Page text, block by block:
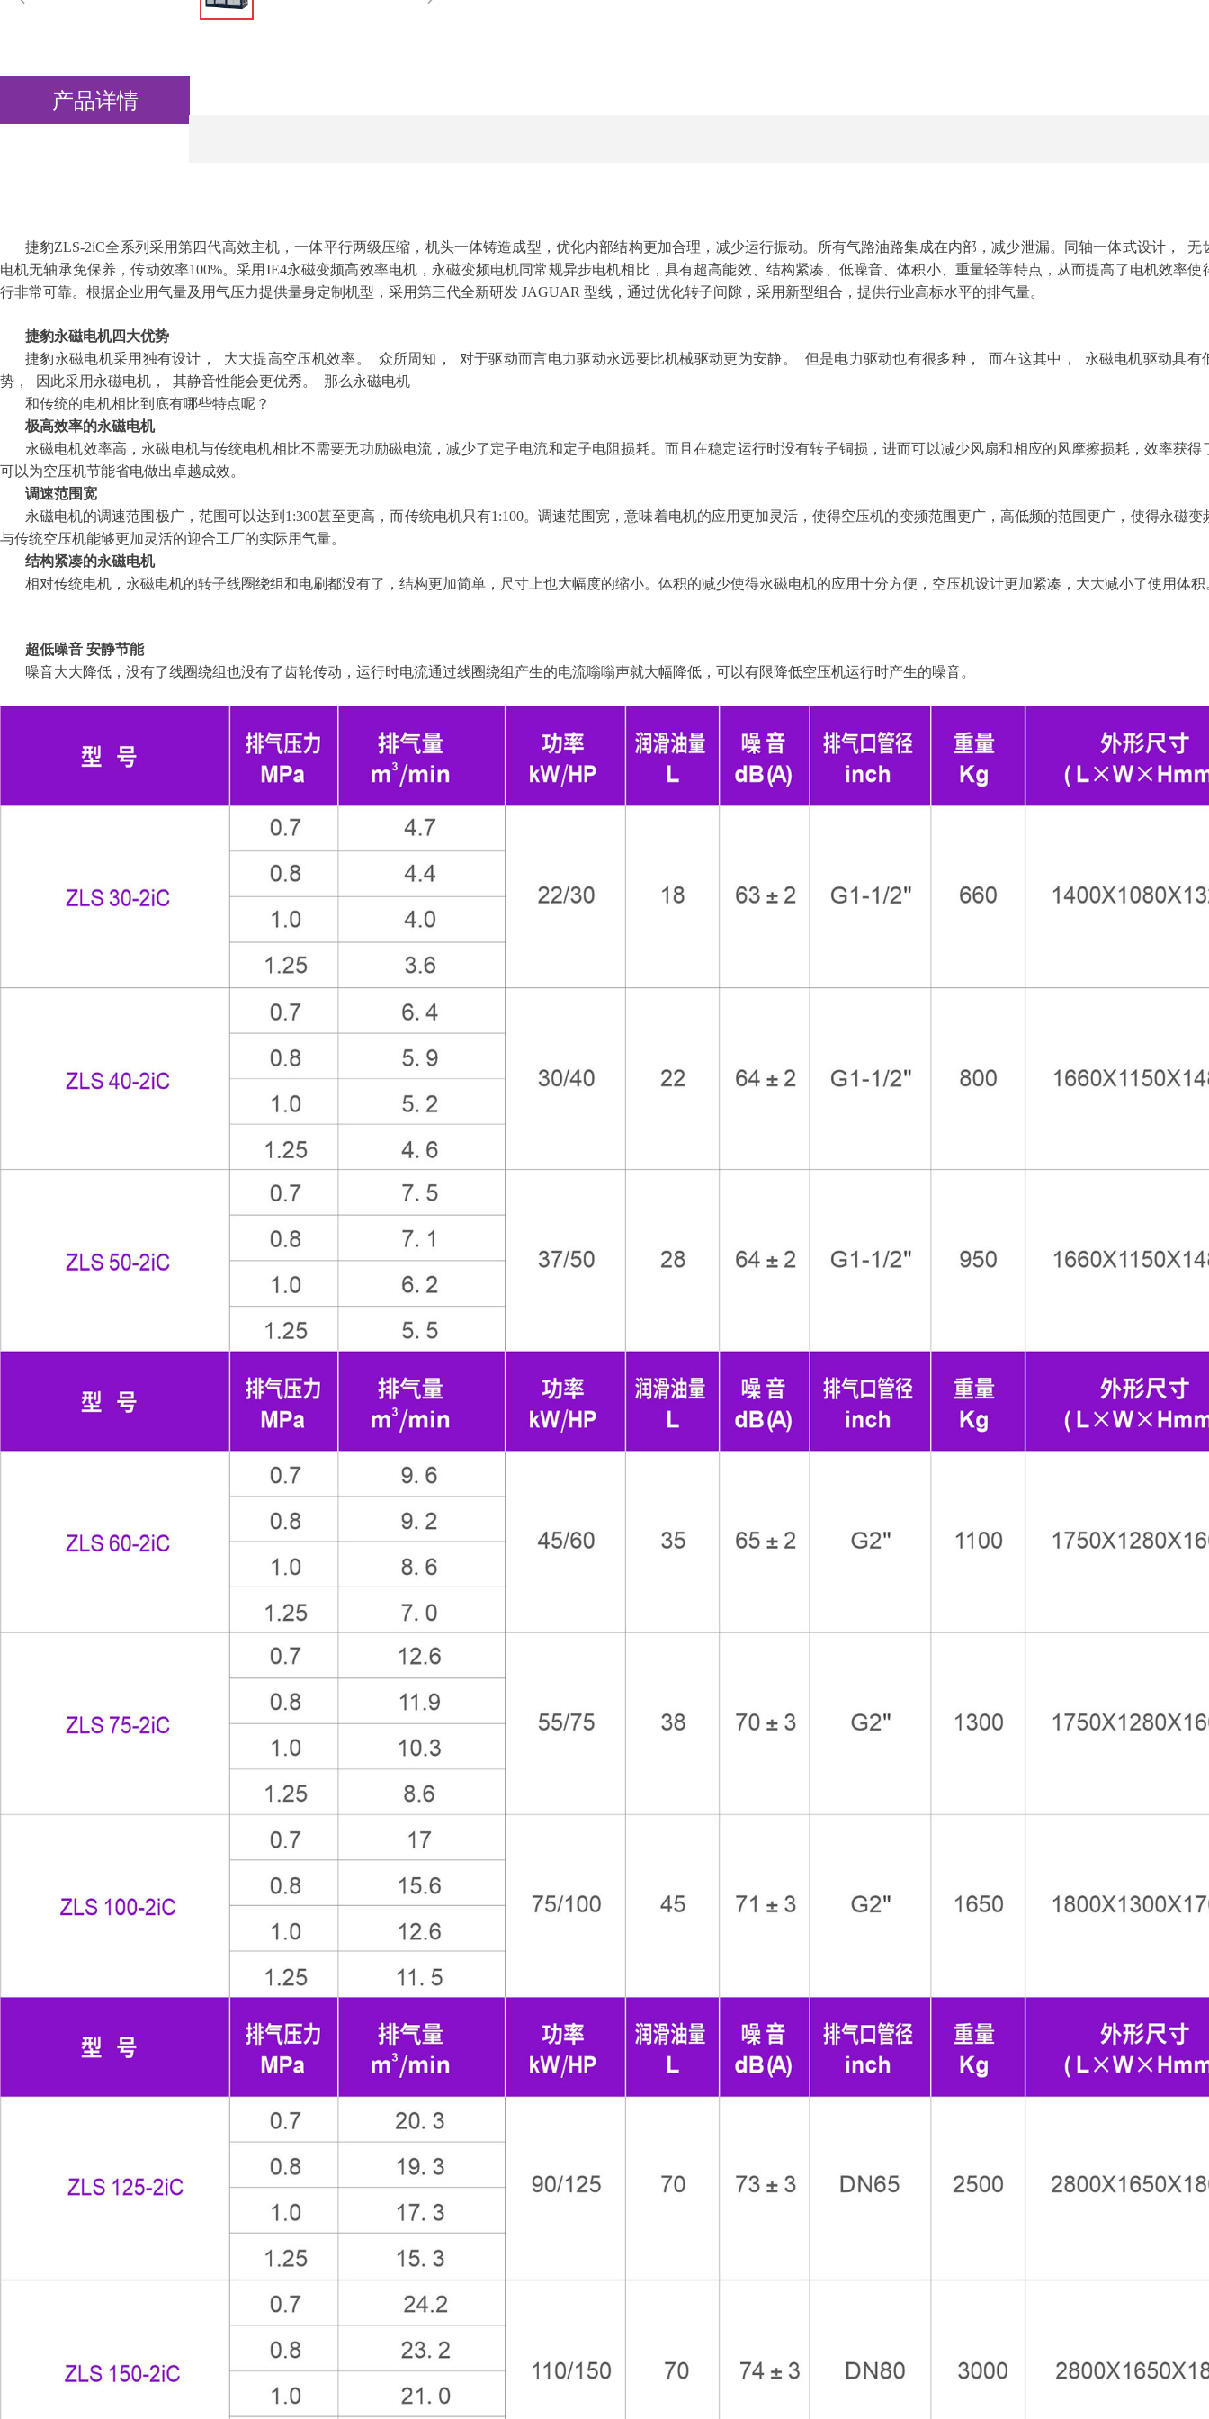
捷豹ZLS-2iC全系列采用第四代高效主机，一体平行两级压缩，机头一体铸造成型，优化内部结构更加合理，减少运行振动。所有气路油路集成在内部，减少泄漏。同轴一体式设计， 无
电机无轴承免保养，传动效率100%。采用IE4永磁变频高效率电机，永磁变频电机同常规异步电机相比，具有超高能效、结构紧凑、低噪音、体积小、重量轻等特点，从而提高了电机效率使
行非常可靠。根据企业用气量及用气压力提供量身定制机型，采用第三代全新研发 JAGUAR 型线，通过优化转子间隙，采用新型组合，提供行业高标水平的排气量。
捷豹永磁电机四大优势
捷豹永磁电机采用独有设计， 大大提高空压机效率。 众所周知， 对于驱动而言电力驱动永远要比机械驱动更为安静。 但是电力驱动也有很多种， 而在这其中， 永磁电机驱动具有
势， 因此采用永磁电机， 其静音性能会更优秀。 那么永磁电机
和传统的电机相比到底有哪些特点呢？
极高效率的永磁电机
永磁电机效率高，永磁电机与传统电机相比不需要无功励磁电流，减少了定子电流和定子电阻损耗。而且在稳定运行时没有转子铜损，进而可以减少风扇和相应的风摩擦损耗，效率获得
可以为空压机节能省电做出卓越成效。
调速范围宽
永磁电机的调速范围极广，范围可以达到1:300甚至更高，而传统电机只有1:100。调速范围宽，意味着电机的应用更加灵活，使得空压机的变频范围更广，高低频的范围更广，使得永磁变
与传统空压机能够更加灵活的迎合工厂的实际用气量。
结构紧凑的永磁电机
相对传统电机，永磁电机的转子线圈绕组和电刷都没有了，结构更加简单，尺寸上也大幅度的缩小。体积的减少使得永磁电机的应用十分方便，空压机设计更加紧凑，大大减小了使用体积
超低噪音 安静节能
噪音大大降低，没有了线圈绕组也没有了齿轮传动，运行时电流通过线圈绕组产生的电流嗡嗡声就大幅降低，可以有限降低空压机运行时产生的噪音。
产品详情